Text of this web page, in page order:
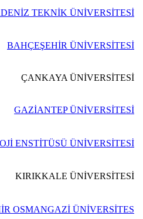
TEKNİK ÜNİVERSİTESİ
BAHÇEŞEHİR ÜNİVERSİTESİ
ÇANKAYA ÜNİVERSİTESİ
GAZİANTEP ÜNİVERSİTESİ
ENSTİTÜSÜ ÜNİVERSİTESİ
KIRIKKALE ÜNİVERSİTESİ
OSMANGAZİ ÜNİVERSİTES